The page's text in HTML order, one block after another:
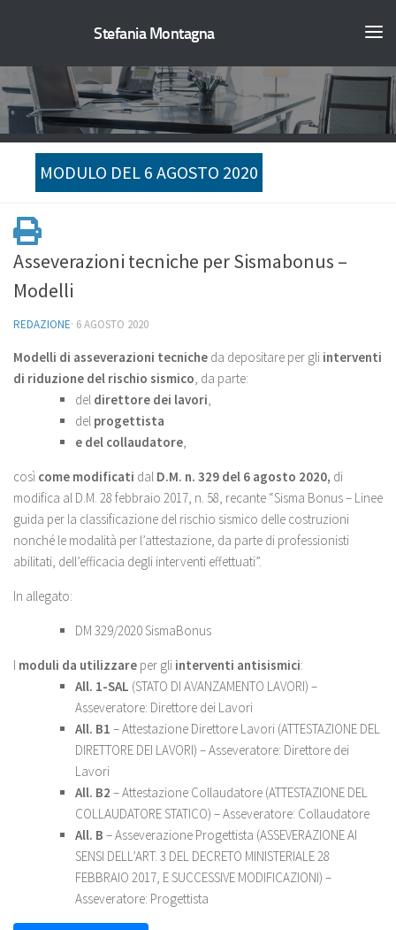
Stefania Montagna
MODULO DEL 6 AGOSTO 2020
Asseverazioni tecniche per Sismabonus –
Modelli
REDAZIONE· 6 AGOSTO 2020
Modelli di asseverazioni tecniche da depositare per gli interventi
di riduzione del rischio sismico, da parte:
del direttore dei lavori,
del progettista
e del collaudatore,
così come modificati dal D.M. n. 329 del 6 agosto 2020, di
modifica al D.M. 28 febbraio 2017, n. 58, recante “Sisma Bonus – Linee
guida per la classificazione del rischio sismico delle costruzioni
nonché le modalità per l’attestazione, da parte di professionisti
abilitati, dell’efficacia degli interventi effettuati”.
In allegato:
DM 329/2020 SismaBonus
I moduli da utilizzare per gli interventi antisismici:
All. 1-SAL (STATO DI AVANZAMENTO LAVORI) –
Asseveratore: Direttore dei Lavori
All. B1 – Attestazione Direttore Lavori (ATTESTAZIONE DEL
DIRETTORE DEI LAVORI) – Asseveratore: Direttore dei
Lavori
All. B2 – Attestazione Collaudatore (ATTESTAZIONE DEL
COLLAUDATORE STATICO) – Asseveratore: Collaudatore
All. B – Asseverazione Progettista (ASSEVERAZIONE AI
SENSI DELL’ART. 3 DEL DECRETO MINISTERIALE 28
FEBBRAIO 2017, E SUCCESSIVE MODIFICAZIONI) –
Asseveratore: Progettista